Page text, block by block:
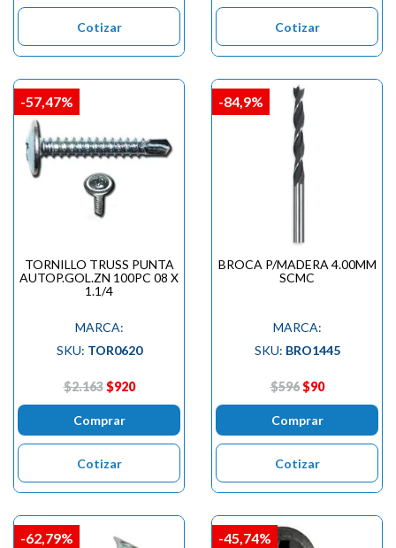
Cotizar Cotizar
TORNILLO TRUSS PUNTA
AUTOP.GOL.ZN 100PC 08 X
1.1/4
MARCA:
SKU: TOR0620
$2.163 $920
Comprar
Cotizar
-57,47%
BROCA P/MADERA 4.00MM
SCMC
MARCA:
SKU: BRO1445
$596 $90
Comprar
Cotizar
-84,9%
-62,79% -45,74%